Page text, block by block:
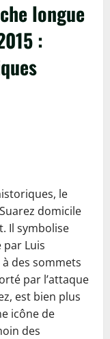
longue
:
le
domicile
Il symbolise
par Luis
des sommets
par l’attaque
est bien plus
icône de
des